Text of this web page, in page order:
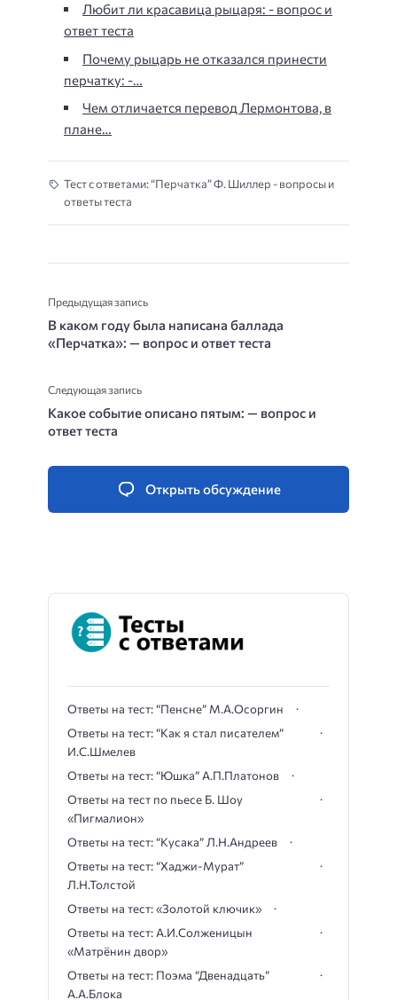
Любит ли красавица рыцаря: - вопрос и
ответ теста
Почему рыцарь не отказался принести
перчатку: -…
Чем отличается перевод Лермонтова, в
плане…
Тест с ответами: “Перчатка” Ф. Шиллер - вопросы и
ответы теста
Предыдущая запись
В каком году была написана баллада
«Перчатка»: — вопрос и ответ теста
Следующая запись
Какое событие описано пятым: — вопрос и
ответ теста
Открыть обсуждение
Ответы на тест: “Пенсне” М.А.Осоргин
Ответы на тест: “Как я стал писателем”
И.С.Шмелев
Ответы на тест: “Юшка” А.П.Платонов
Ответы на тест по пьесе Б. Шоу
«Пигмалион»
Ответы на тест: “Кусака” Л.Н.Андреев
Ответы на тест: “Хаджи-Мурат”
Л.Н.Толстой
Ответы на тест: «Золотой ключик»
Ответы на тест: А.И.Солженицын
«Матрёнин двор»
Ответы на тест: Поэма “Двенадцать”
А.А.Блока